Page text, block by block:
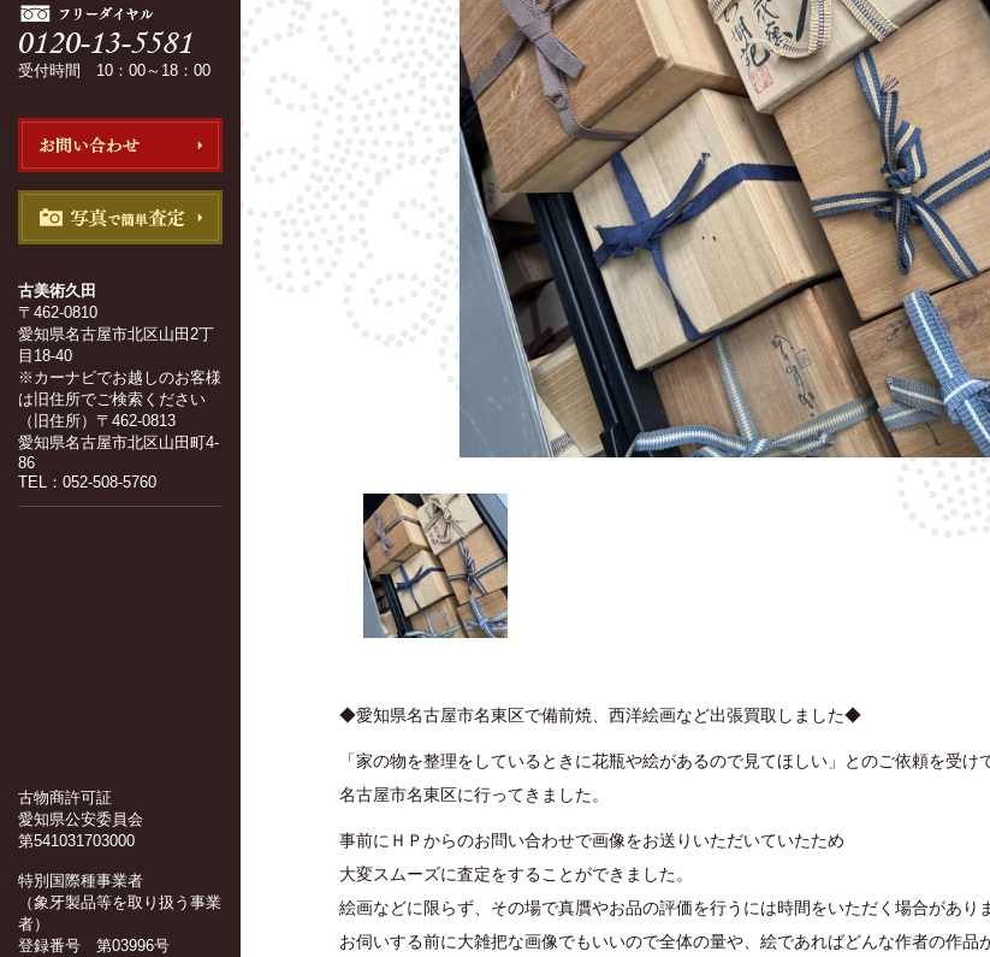
受付時間 10：00～18：00
古美術久田
〒462-0810
愛知県名古屋市北区山田2丁
目18-40
※カーナビでお越しのお客様
は旧住所でご検索ください
（旧住所）〒462-0813
愛知県名古屋市北区山田町4-
86
TEL：052-508-5760
古物商許可証
愛知県公安委員会
第541031703000
特別国際種事業者
（象牙製品等を取り扱う事業
者）
登録番号 第03996号
◆愛知県名古屋市名東区で備前焼、西洋絵画など出張買取しました◆
「家の物を整理をしているときに花瓶や絵があるので見てほしい」とのご依頼を受け
名古屋市名東区に行ってきました。
事前にＨＰからのお問い合わせで画像をお送りいただいていたため
大変スムーズに査定をすることができました。
絵画などに限らず、その場で真贋やお品の評価を行うには時間をいただく場合があり
お伺いする前に大雑把な画像でもいいので全体の量や、絵であればどんな作者の作品